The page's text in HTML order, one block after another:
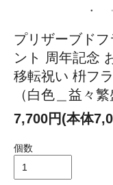
プリザーブド
ント 周年記念
移転祝い 枡フ
（白色＿益々
7,700円(本体
個数